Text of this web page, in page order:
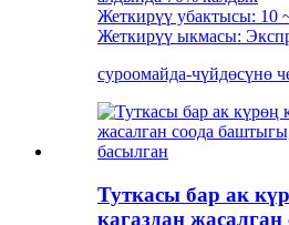
Жеткирүү убактысы: 10
Жеткирүү ыкмасы:
суроомайда-чүйдөсүнө
Туткасы бар ак
кагаздан жасалган